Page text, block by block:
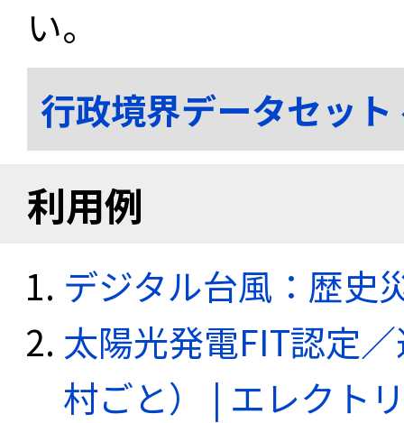
い。
行政境界データセッ
利用例
デジタル台風：歴史
太陽光発電FIT認定
村ごと） | エレクト